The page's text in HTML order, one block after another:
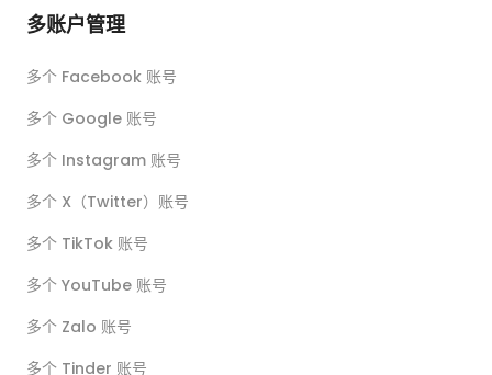
多账户管理
多个 Facebook 账号
多个 Google 账号
多个 Instagram 账号
多个 X（Twitter）账号
多个 TikTok 账号
多个 YouTube 账号
多个 Zalo 账号
多个 Tinder 账号